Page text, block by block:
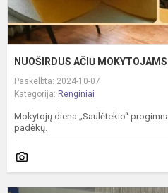
NUOŠIRDUS AČIŪ MOKYTOJAMS
Paskelbta: 2024-10-07
Kategorija: Renginiai
Mokytojų diena „Saulėtekio“
padėkų.